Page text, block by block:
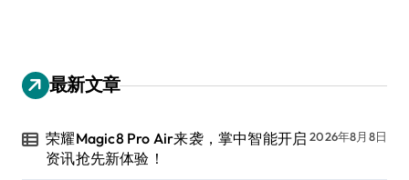
最新文章
荣耀Magic8 Pro Air来袭，掌中智能开启
资讯抢先新体验！
2026年8月8日